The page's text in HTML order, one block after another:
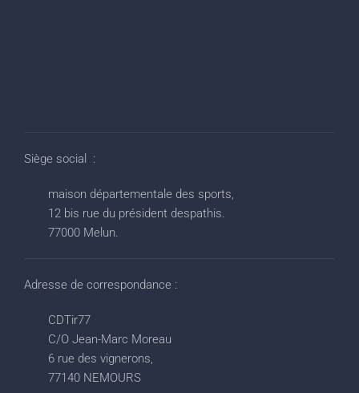
Siège social :
maison départementale des sports,
12 bis rue du président despathis.
77000 Melun.
Adresse de correspondance :
CDTir77
C/O Jean-Marc Moreau
6 rue des vignerons,
77140 NEMOURS